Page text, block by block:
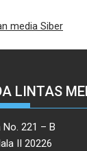
media Siber
LINTAS
No. 221 – B
II 20226